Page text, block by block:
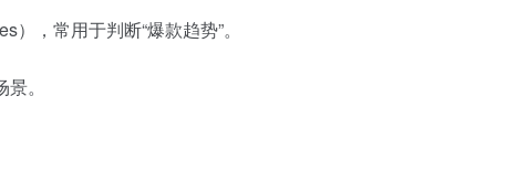
），常用于判断“爆款趋势”。
。